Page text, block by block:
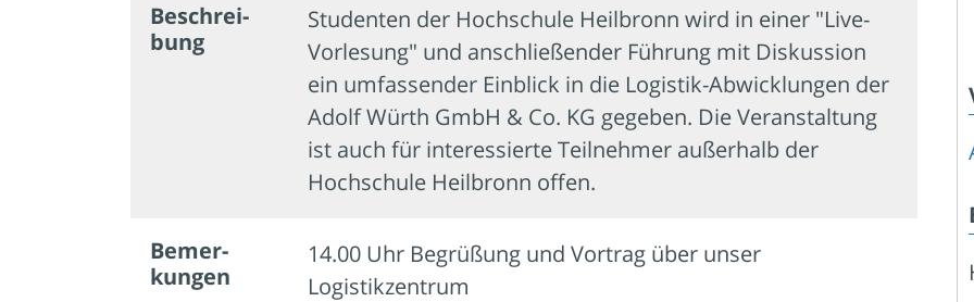
Beschrei­
bung
Studenten der Hochschule Heilbronn wird in einer "Live-
Vorlesung" und anschließender Führung mit Diskussion
ein umfassender Einblick in die Logistik-Abwicklungen der
Adolf Würth GmbH & Co. KG gegeben. Die Veranstaltung
ist auch für interessierte Teilnehmer außerhalb der
Hochschule Heilbronn offen.
Bemer­
kungen
14.00 Uhr Begrüßung und Vortrag über unser
Logistikzentrum